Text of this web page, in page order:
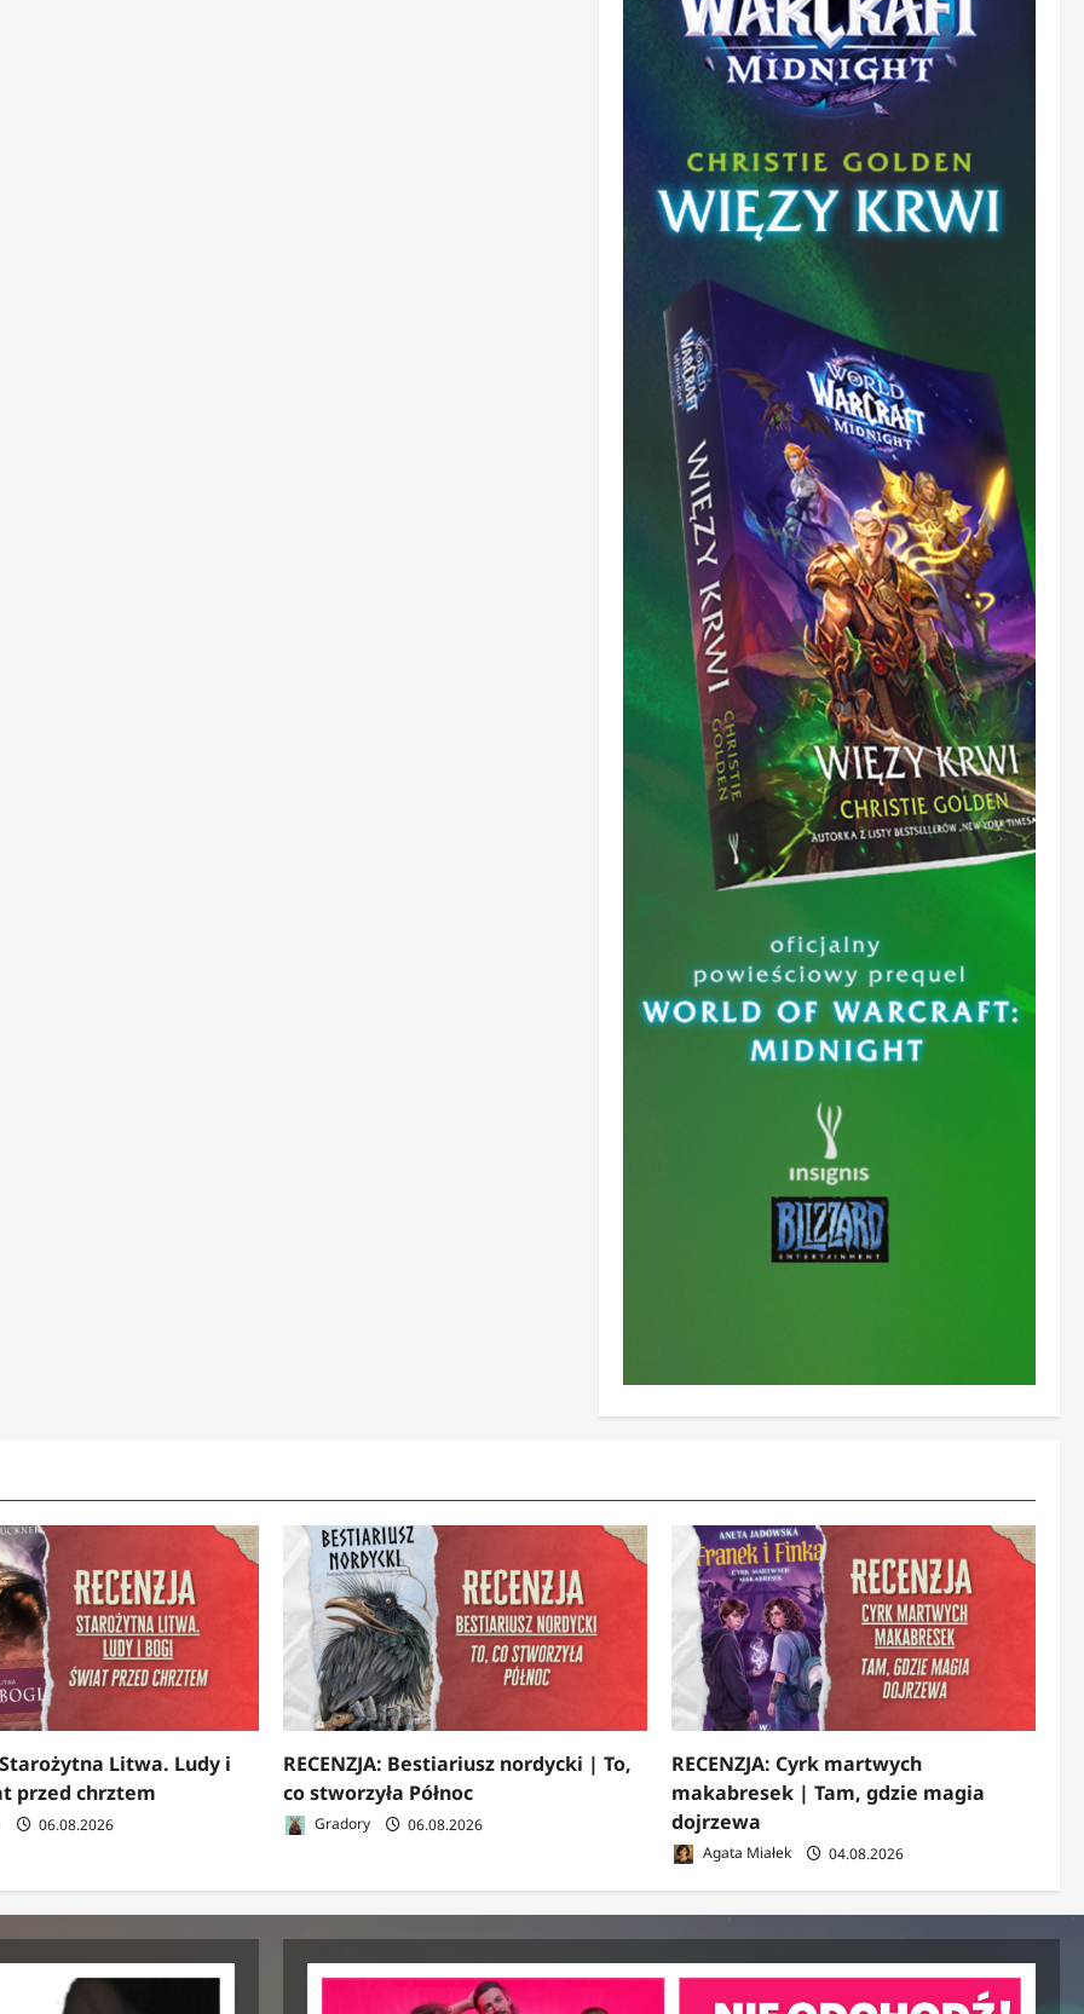
Starożytna Litwa. Ludy i
przed chrztem
06.08.2026
RECENZJA: Bestiariusz nordycki | To,
co stworzyła Północ
Gradory 06.08.2026
RECENZJA: Cyrk martwych
makabresek | Tam, gdzie magia
dojrzewa
Agata Miałek 04.08.2026